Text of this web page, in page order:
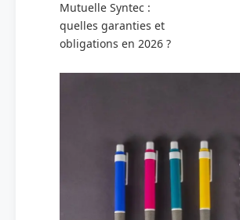
Mutuelle Syntec :
quelles garanties et
obligations en 2026 ?